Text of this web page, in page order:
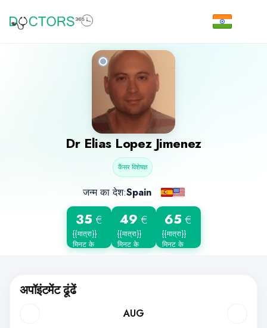
Dr Elias Lopez Jimenez
कैंसर विशेषज्ञ
जन्म का देश:Spain
35 €
{{मात्रा}}
मिनट के
लिए
49 €
{{मात्रा}}
मिनट के
लिए
65 €
{{मात्रा}}
मिनट के
लिए
अपॉइंटमेंट ढूंढें
AUG